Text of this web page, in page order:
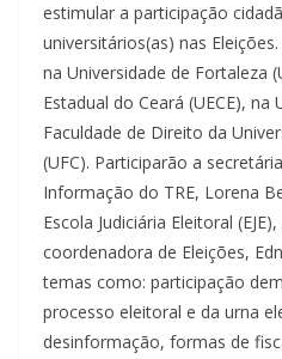
estimular a participação
universitários(as) nas
na Universidade de Fortaleza
Estadual do Ceará (UECE), na
Faculdade de Direito da
(UFC). Participarão a
Informação do TRE, Lorena
Escola Judiciária Eleitoral
coordenadora de Eleições,
temas como: participação
processo eleitoral e da urna
desinformação, formas de